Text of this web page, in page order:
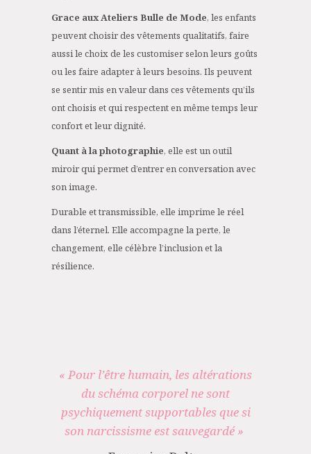
Grace aux Ateliers Bulle de Mode, les enfants
peuvent choisir des vêtements qualitatifs, faire
aussi le choix de les customiser selon leurs goûts
ou les faire adapter à leurs besoins. Ils peuvent
se sentir mis en valeur dans ces vêtements qu’ils
ont choisis et qui respectent en même temps leur
confort et leur dignité.
Quant à la photographie, elle est un outil
miroir qui permet d’entrer en conversation avec
son image.
Durable et transmissible, elle imprime le réel
dans l’éternel. Elle accompagne la perte, le
changement, elle célèbre l’inclusion et la
résilience.
« Pour l’être humain, les altérations
du schéma corporel ne sont
psychiquement supportables que si
son narcissisme est sauvegardé »